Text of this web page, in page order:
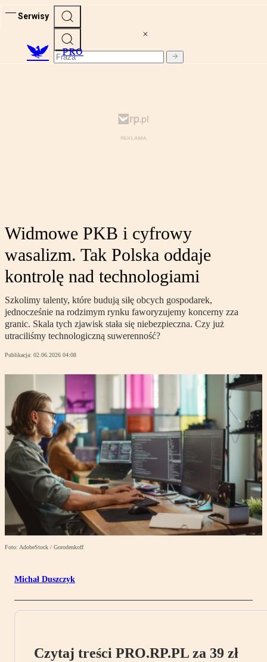
Serwisy
PRO
Widmowe PKB i cyfrowy
wasalizm. Tak Polska oddaje
kontrolę nad technologiami
Szkolimy talenty, które budują siłę obcych gospodarek,
jednocześnie na rodzimym rynku faworyzujemy koncerny zza
granic. Skala tych zjawisk stała się niebezpieczna. Czy już
utraciliśmy technologiczną suwerenność?
Publikacja: 02.06.2026 04:08
Foto: AdobeStock / Gorodenkoff
Michał Duszczyk
Czytaj treści PRO.RP.PL za 39 zł